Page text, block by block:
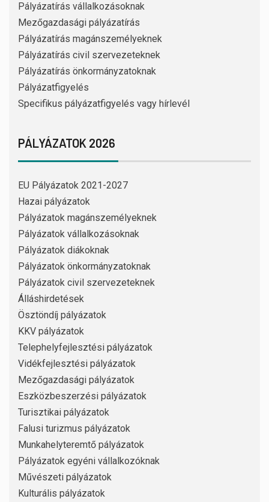
Pályázatírás vállalkozásoknak
Mezőgazdasági pályázatírás
Pályázatírás magánszemélyeknek
Pályázatírás civil szervezeteknek
Pályázatírás önkormányzatoknak
Pályázatfigyelés
Specifikus pályázatfigyelés vagy hírlevél
PÁLYÁZATOK 2026
EU Pályázatok 2021-2027
Hazai pályázatok
Pályázatok magánszemélyeknek
Pályázatok vállalkozásoknak
Pályázatok diákoknak
Pályázatok önkormányzatoknak
Pályázatok civil szervezeteknek
Álláshirdetések
Ösztöndíj pályázatok
KKV pályázatok
Telephelyfejlesztési pályázatok
Vidékfejlesztési pályázatok
Mezőgazdasági pályázatok
Eszközbeszerzési pályázatok
Turisztikai pályázatok
Falusi turizmus pályázatok
Munkahelyteremtő pályázatok
Pályázatok egyéni vállalkozóknak
Művészeti pályázatok
Kulturális pályázatok